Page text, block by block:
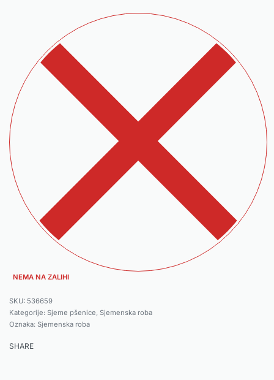
NEMA NA ZALIHI
536659
Kategorije: Sjeme pšenice, Sjemenska roba
Oznaka: Sjemenska roba
SHARE